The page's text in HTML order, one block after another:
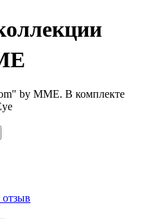
by MME. В комплекте